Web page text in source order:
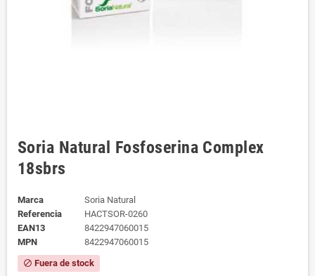
Soria Natural Fosfoserina Complex
18sbrs
Marca
Soria Natural
Referencia
HACTSOR-0260
EAN13
8422947060015
MPN
8422947060015
block Fuera de stock